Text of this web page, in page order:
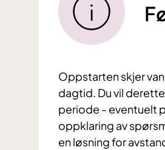
Oppstarten skjer
dagtid. Du vil
periode - eventuelt
oppklaring av
en løsning for